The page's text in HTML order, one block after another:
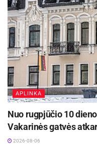
vienas žingsnis
gyventojų
erdvė kvies ne tik
bendrystę, pažinti
kokybišku
APLINKA
Nuo rugpjūčio 10
Vakarinės gatvės
2026-08-06